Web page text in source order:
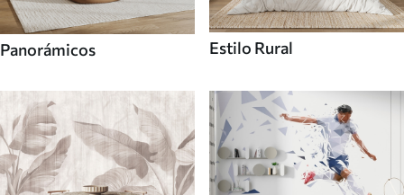
Panorámicos Estilo Rural